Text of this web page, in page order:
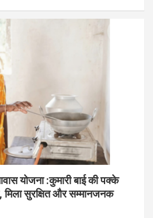
योजना :कुमारी बाई की पक्के
सुरक्षित और सम्मानजनक